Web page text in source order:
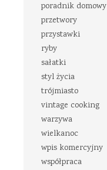
poradnik domowy
przetwory
przystawki
ryby
sałatki
styl życia
trójmiasto
vintage cooking
warzywa
wielkanoc
wpis komercyjny
współpraca